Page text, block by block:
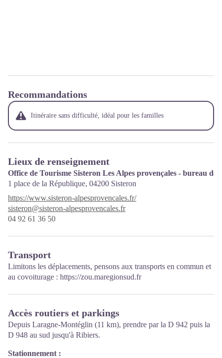
Recommandations
Itinéraire sans difficulté, idéal pour les familles
Lieux de renseignement
Office de Tourisme Sisteron Les Alpes provençales - bureau de
1 place de la République, 04200 Sisteron
https://www.sisteron-alpesprovencales.fr/
sisteron@sisteron-alpesprovencales.fr
04 92 61 36 50
Transport
Limitons les déplacements, pensons aux transports en commun et
au covoiturage : https://zou.maregionsud.fr
Accès routiers et parkings
Depuis Laragne-Montéglin (11 km), prendre par la D 942 puis la
D 948 au sud jusqu'à Ribiers.
Stationnement :